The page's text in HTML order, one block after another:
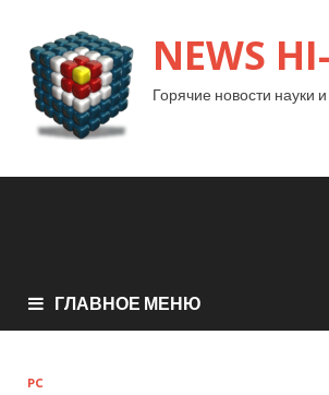
NEWS
Горячие новости науки
ГЛАВНОЕ МЕНЮ
PC